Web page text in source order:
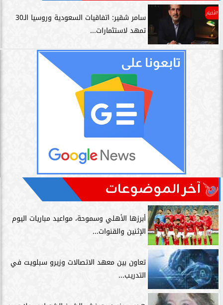
الأخبار
سامر شقير: اتفاقيات السعودية وروسيا الـ30
تمهد لاستثمارات...
آخر الموضوعات
أبرزها الأهلي وسموحة، مواعيد مباريات اليوم
الإثنين والقنوات...
تعاون بين معهد الاتصالات وزيرو سبلويت في
التدريب...